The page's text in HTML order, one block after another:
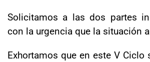
Solicitamos a las dos partes
con la urgencia que la situación
Exhortamos que en este V Ciclo